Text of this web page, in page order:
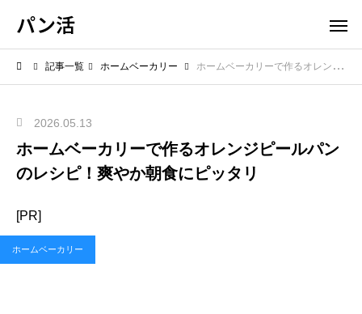
パン活
記事一覧 ホームベーカリー ホームベーカリーで作るオレンジピールパンのレシピ！爽やか朝食にピッタリ
2026.05.13
ホームベーカリーで作るオレンジピールパン
のレシピ！爽やか朝食にピッタリ
[PR]
ホームベーカリー